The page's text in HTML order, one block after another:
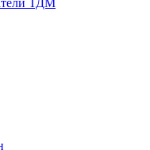
ТДМ